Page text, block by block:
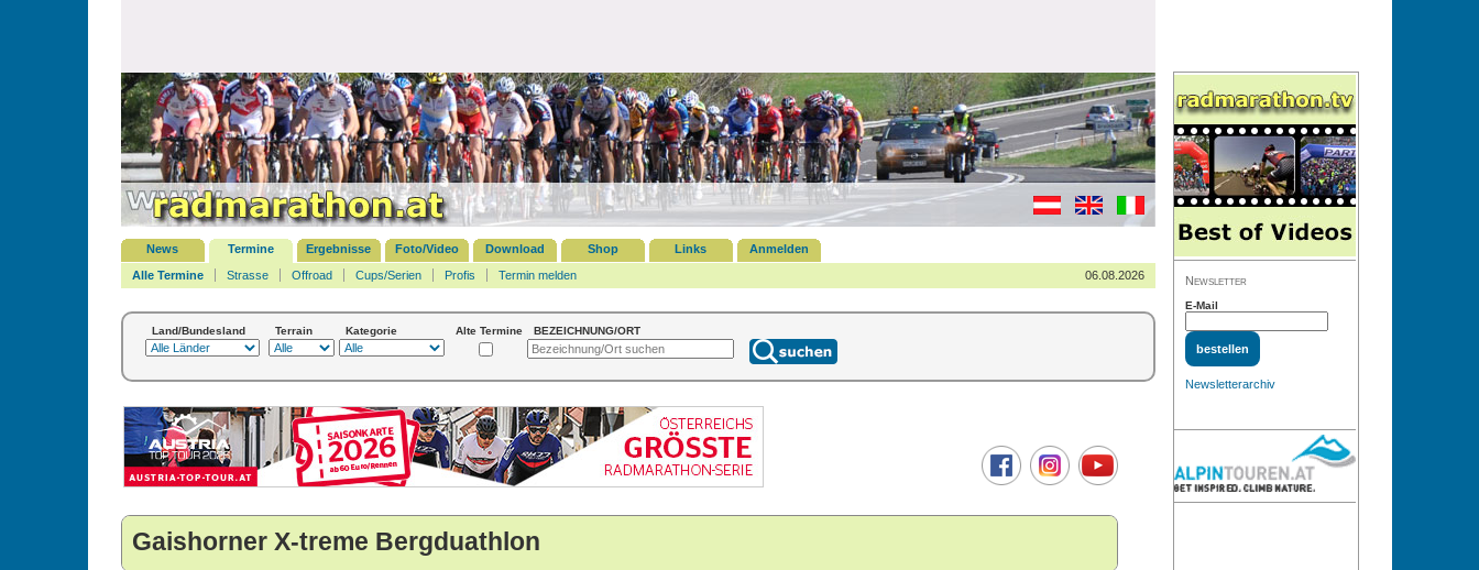
News Termine Ergebnisse Foto/Video Download Shop Links
Anmelden
Alle Termine
Strasse Offroad Cups/Serien Profis Termin melden 06.08.2026
Land/Bundesland Terrain Kategorie Alte Termine BEZEICHNUNG/ORT
Gaishorner X-treme Bergduathlon
Newsletter
E-Mail
Newsletterarchiv